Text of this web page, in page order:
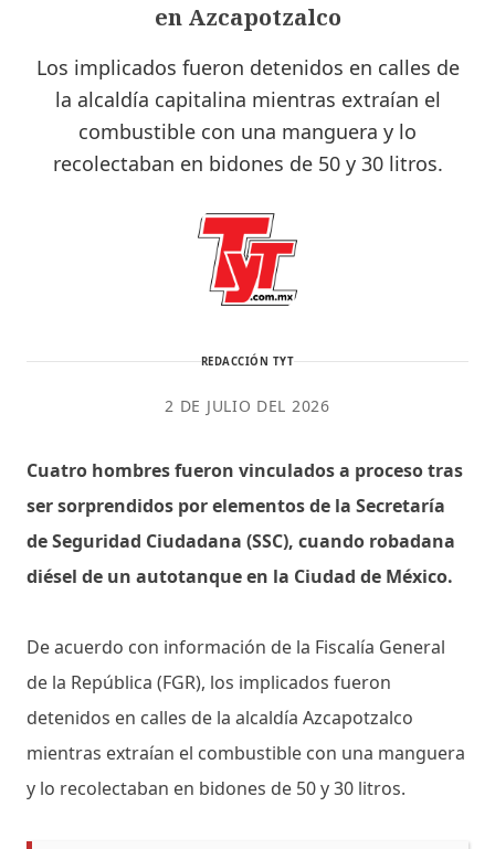
en Azcapotzalco
Los implicados fueron detenidos en calles de
la alcaldía capitalina mientras extraían el
combustible con una manguera y lo
recolectaban en bidones de 50 y 30 litros.
REDACCIÓN TYT
2 DE JULIO DEL 2026
Cuatro hombres fueron vinculados a proceso tras
ser sorprendidos por elementos de la Secretaría
de Seguridad Ciudadana (SSC), cuando robadana
diésel de un autotanque en la Ciudad de México.
De acuerdo con información de la Fiscalía General
de la República (FGR), los implicados fueron
detenidos en calles de la alcaldía Azcapotzalco
mientras extraían el combustible con una manguera
y lo recolectaban en bidones de 50 y 30 litros.